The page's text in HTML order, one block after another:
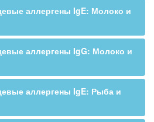
аллергены IgE: Молоко и
аллергены IgG: Молоко и
аллергены IgE: Рыба и